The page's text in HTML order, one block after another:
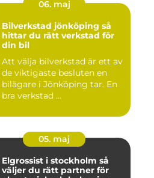
06. maj
Bilverkstad jönköping så
hittar du rätt verkstad för
din bil
Att välja bilverkstad är ett av
de viktigaste besluten en
bilägare i Jönköping tar. En
bra verkstad ...
05. maj
Elgrossist i stockholm så
väljer du rätt partner för